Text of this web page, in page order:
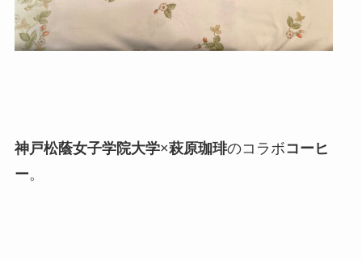
神戸松蔭女子学院大学×萩原珈琲のコラボコーヒ
ー。